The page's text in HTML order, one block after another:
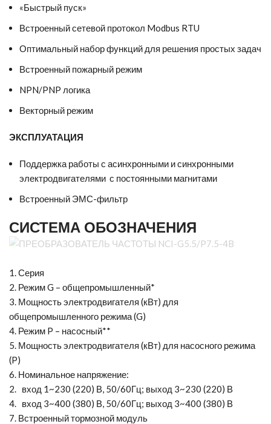
«Быстрый пуск»
Встроенный сетевой протокол Modbus RTU
Оптимальный набор функций для решения простых задач
Встроенный пожарный режим
NPN/PNP логика
Векторный режим
ЭКСПЛУАТАЦИЯ
Поддержка работы с асинхронными и синхронными
электродвигателями с постоянными магнитами
Встроенный ЭМС-фильтр
СИСТЕМА ОБОЗНАЧЕНИЯ
1. Серия
2. Режим G – общепромышленный*
3. Мощность электродвигателя (кВт) для
общепромышленного режима (G)
4. Режим P – насосный**
5. Мощность электродвигателя (кВт) для насосного режима
(P)
6. Номинальное напряжение:
2. вход 1~230 (220) В, 50/60Гц; выход 3~230 (220) В
4. вход 3~400 (380) В, 50/60Гц; выход 3~400 (380) В
7. Встроенный тормозной модуль